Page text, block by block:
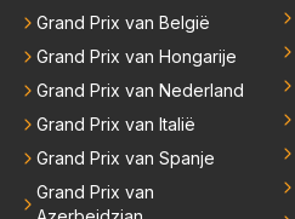
Grand Prix van België
Grand Prix van Hongarije
Grand Prix van Nederland
Grand Prix van Italië
Grand Prix van Spanje
Grand Prix van